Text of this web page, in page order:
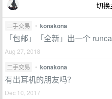
切换
二手交易 • konakona
「包邮」「全新」出一个
Aug 27, 2018
二手交易
• konakona
有出耳机的朋友吗？
Dec 10, 2017